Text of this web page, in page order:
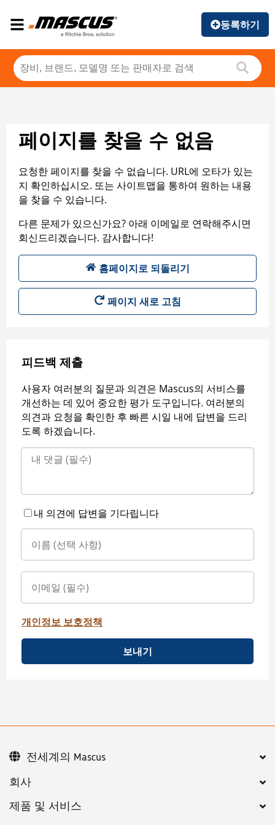
등록하기
페이지를 찾을 수 없음
요청한 페이지를 찾을 수 없습니다. URL에 오타가 있는
지 확인하십시오. 또는 사이트맵을 통하여 원하는 내용
을 찾을 수 있습니다.
다른 문제가 있으신가요? 아래 이메일로 연락해주시면
회신드리겠습니다. 감사합니다!
홈페이지로 되돌리기
페이지 새로 고침
피드백 제출
사용자 여러분의 질문과 의견은 Mascus의 서비스를
개선하는 데 있어 중요한 평가 도구입니다. 여러분의
의견과 요청을 확인한 후 빠른 시일 내에 답변을 드리
도록 하겠습니다.
내 의견에 답변을 기다립니다
개인정보 보호정책
보내기
회사
제품 및 서비스
전세계의 Mascus